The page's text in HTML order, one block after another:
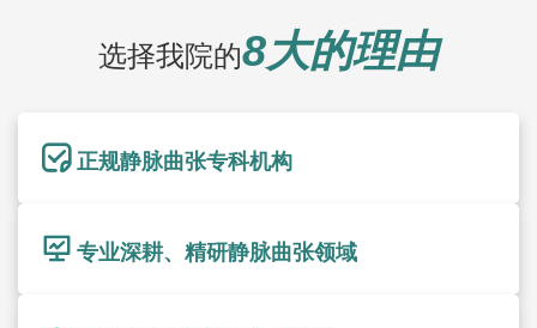
选择我院的8大的理由
正规静脉曲张专科机构
专业深耕、精研静脉曲张领域